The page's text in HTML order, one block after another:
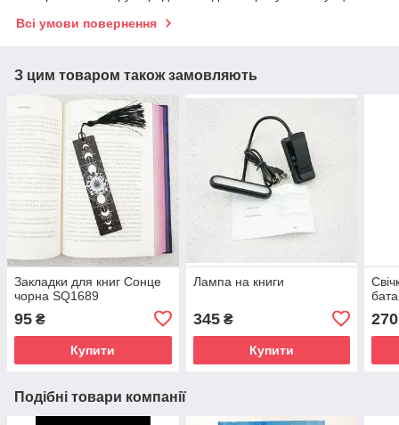
Всі умови повернення
З цим товаром також замовляють
Закладки для книг Сонце
чорна SQ1689
95 ₴
Купити
Лампа на книги
345₴
Купити
270
Подібні товари компанії